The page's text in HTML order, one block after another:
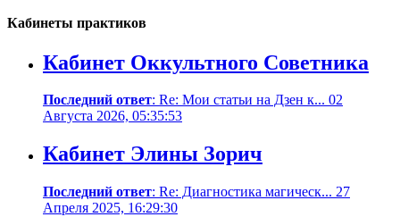
Кабинеты практиков
Кабинет Оккультного Советника
Последний ответ: Re: Мои статьи на Дзен к... 02
Августа 2026, 05:35:53
Кабинет Элины Зорич
Последний ответ: Re: Диагностика магическ... 27
Апреля 2025, 16:29:30